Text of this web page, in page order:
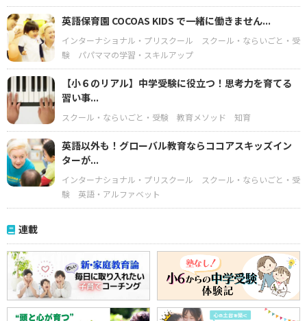
英語保育園 COCOAS KIDS で一緒に働きません...
インターナショナル・プリスクール
スクール・ならいごと・受
験
パパママの学習・スキルアップ
【小６のリアル】中学受験に役立つ！思考力を育てる
習い事...
スクール・ならいごと・受験 教育メソッド 知育
英語以外も！グローバル教育ならココアスキッズイン
ターが...
インターナショナル・プリスクール
スクール・ならいごと・受
験
英語・アルファベット
連載